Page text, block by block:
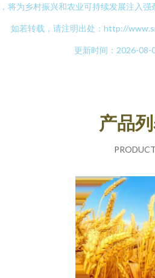
将为乡村振兴和农业可持续发展注入强
如若转载，请注明出处：http://
更新时间：2026-08-
产品
PRODUCT